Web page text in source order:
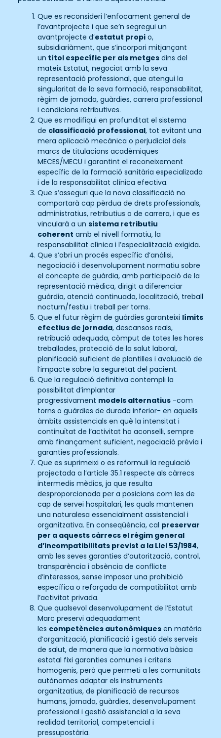
Que es reconsideri l’enfocament general de
l’avantprojecte i que se’n segregui un
avantprojecte d’estatut propio,
subsidiariàment, que s’incorpori mitjançant
un títol específic per als metgesdins del
mateix Estatut, negociat amb la seva
representació professional, que atengui la
singularitat de la seva formació, responsabilitat,
règim de jornada, guàrdies, carrera professional
i condicions retributives.
Que es modifiqui en profunditat el sistema
de classificació professional, tot evitant una
mera aplicació mecànica o perjudicial dels
marcs de titulacions acadèmiques
MECES/MECU i garantint el reconeixement
específic de la formació sanitària especializada
i de la responsabilitat clínica efectiva.
Que s’asseguri que la nova classificació no
comportarà cap pèrdua de drets professionals,
administratius, retributius o de carrera, i que es
vincularà a un sistema retributiu
coherent amb el nivell formatiu, la
responsabilitat clínica i l’especialització exigida.
Que s’obri un procés específic d’anàlisi,
negociació i desenvolupament normatiu sobre
el concepte de guàrdia, amb participació de la
representació mèdica, dirigit a diferenciar
guàrdia, atenció continuada, localització, treball
nocturn/festiu i treball per torns.
Que el futur règim de guàrdies garanteixi límits
efectius de jornada, descansos reals,
retribució adequada, còmput de totes les hores
treballades, protecció de la salut laboral,
planificació suficient de plantilles i avaluació de
l’impacte sobre la seguretat del pacient.
Que la regulació definitiva contempli la
possibilitat d’implantar
progressivament models alternatius-com
torns o guàrdies de durada inferior- en aquells
àmbits assistencials en què la intensitat i
continuïtat de l’activitat ho aconselli, sempre
amb finançament suficient, negociació prèvia i
garanties professionals.
Que es suprimeixi o es reformuli la regulació
projectada a l’article 35.1 respecte als càrrecs
intermedis mèdics, ja que resulta
desproporcionada per a posicions com les de
cap de servei hospitalari, les quals mantenen
una naturalesa essencialment assistencial i
organitzativa. En conseqüència, cal preservar
per a aquests càrrecs el régim general
d’incompatibilitats previst a la Llei 53/1984,
amb les seves garanties d’autorització, control,
transparència i absència de conflicte
d’interessos, sense imposar una prohibició
específica o reforçada de compatibilitat amb
l’activitat privada.
Que qualsevol desenvolupament de l’Estatut
Marc preservi adequadament
les competències autonòmiquesen matèria
d’organització, planificació i gestió dels serveis
de salut, de manera que la normativa bàsica
estatal fixi garanties comunes i criteris
homogenis, però que permeti a les comunitats
autònomes adaptar els instruments
organitzatius, de planificació de recursos
humans, jornada, guàrdies, desenvolupament
professional i gestió assistencial a la seva
realidad territorial, competencial i
pressupostària.